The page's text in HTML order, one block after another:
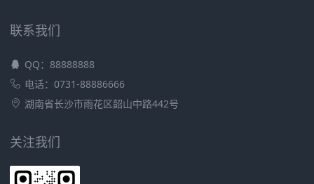
联系我们
QQ：88888888
电话：0731-88886666
湖南省长沙市雨花区韶山中路442号
关注我们